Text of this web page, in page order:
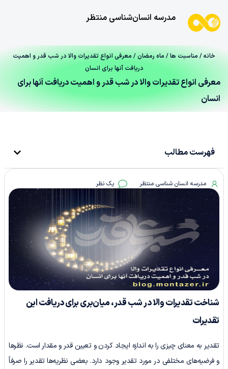
مدرسه انسان‌شناسی منتظر
خانه/ مناسبت ها/ماه رمضان/ معرفی انواع تقدیرات والا در شب قدر و اهمیت
دریافت آنها برای انسان
معرفی انواع تقدیرات والا در شب قدر و اهمیت دریافت آنها برای
انسان
فهرست مطالب
مدرسه انسان شناسی منتظر یک نظر
شناخت تقدیرات والا در شب قدر، میان‌بری برای دریافت این
تقدیرات
تقدیر به معنای چیزی را به اندازه ایجاد کردن و تعیین قدر و مقدار است. نظرها
و فرضیه‌های مختلفی در مورد تقدیر وجود دارد. بعضی نظریه‌ها تقدیر را صرفاً